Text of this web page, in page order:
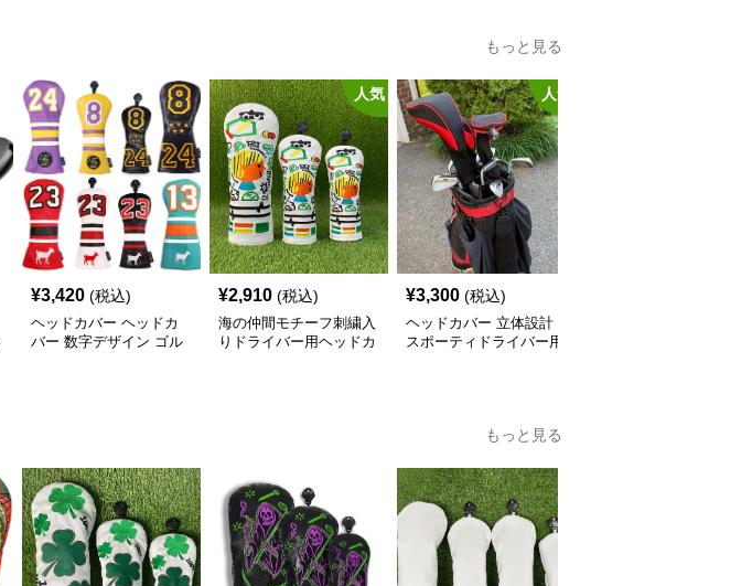
もっと見る
¥3,420 (税込)
ヘッドカバー ヘッドカ
バー 数字デザイン ゴル
人気
¥2,910 (税込)
海の仲間モチーフ刺繍入
りドライバー用ヘッドカ
人気
¥3,300 (税込)
ヘッドカバー 立体設計
スポーティドライバー用
もっと見る